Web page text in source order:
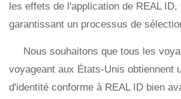
les effets de l'application de REAL ID,
garantissant un processus de
Nous souhaitons que tous les
voyageant aux États-Unis obtiennent
d'identité conforme à REAL ID bien